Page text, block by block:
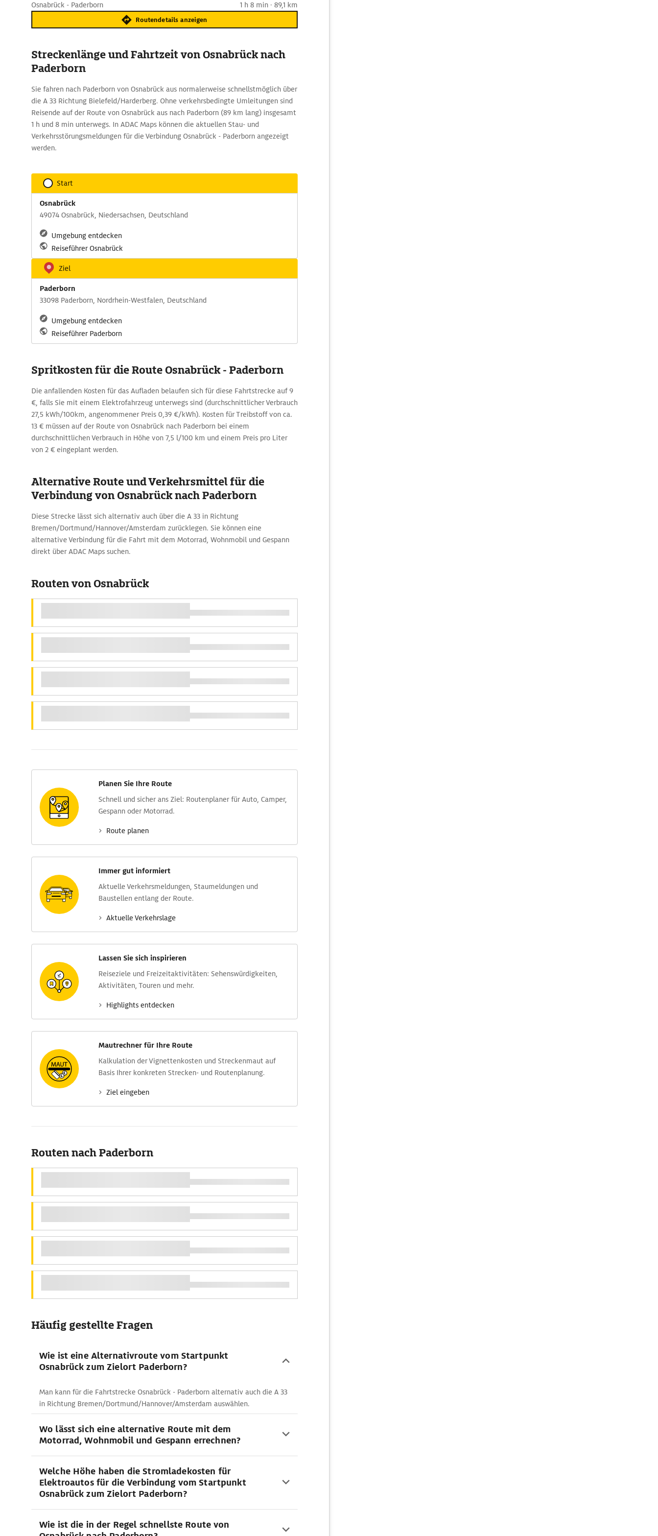
Osnabrück - Paderborn 1 h 8 min · 89,1 km
Routendetails anzeigen
Streckenlänge und Fahrtzeit von Osnabrück nach
Paderborn
Sie fahren nach Paderborn von Osnabrück aus normalerweise schnellstmöglich über
die A 33 Richtung Bielefeld/Harderberg. Ohne verkehrsbedingte Umleitungen sind
Reisende auf der Route von Osnabrück aus nach Paderborn (89 km lang) insgesamt
1 h und 8 min unterwegs. In ADAC Maps können die aktuellen Stau- und
Verkehrsstörungsmeldungen für die Verbindung Osnabrück - Paderborn angezeigt
werden.
Start
Osnabrück
49074 Osnabrück, Niedersachsen, Deutschland
Umgebung entdecken
Reiseführer Osnabrück
Ziel
Paderborn
33098 Paderborn, Nordrhein-Westfalen, Deutschland
Umgebung entdecken
Reiseführer Paderborn
Spritkosten für die Route Osnabrück - Paderborn
Die anfallenden Kosten für das Aufladen belaufen sich für diese Fahrtstrecke auf 9
€, falls Sie mit einem Elektrofahrzeug unterwegs sind (durchschnittlicher Verbrauch
27,5 kWh/100km, angenommener Preis 0,39 €/kWh). Kosten für Treibstoff von ca.
13 € müssen auf der Route von Osnabrück nach Paderborn bei einem
durchschnittlichen Verbrauch in Höhe von 7,5 l/100 km und einem Preis pro Liter
von 2 € eingeplant werden.
Alternative Route und Verkehrsmittel für die
Verbindung von Osnabrück nach Paderborn
Diese Strecke lässt sich alternativ auch über die A 33 in Richtung
Bremen/Dortmund/Hannover/Amsterdam zurücklegen. Sie können eine
alternative Verbindung für die Fahrt mit dem Motorrad, Wohnmobil und Gespann
direkt über ADAC Maps suchen.
Routen von Osnabrück
Planen Sie Ihre Route
Schnell und sicher ans Ziel: Routen­planer für Auto, Camper,
Gespann oder Motorrad.
Route planen
Immer gut informiert
Aktuelle Verkehrs­meldungen, Stau­meldungen und
Baustellen entlang der Route.
Aktuelle Verkehrs­lage
Lassen Sie sich inspirieren
Reise­ziele und Freizeit­aktivitäten: Sehens­würdig­keiten,
Aktivitäten, Touren und mehr.
Highlights entdecken
Mautrechner für Ihre Route
Kalkulation der Vignettenkosten und Streckenmaut auf
Basis Ihrer konkreten Strecken- und Routenplanung.
Ziel eingeben
Routen nach Paderborn
Häufig gestellte Fragen
Wie ist eine Alternativroute vom Startpunkt
Osnabrück zum Zielort Paderborn?
Man kann für die Fahrtstrecke Osnabrück - Paderborn alternativ auch die A 33
in Richtung Bremen/Dortmund/Hannover/Amsterdam auswählen.
Wo lässt sich eine alternative Route mit dem
Motorrad, Wohnmobil und Gespann errechnen?
Welche Höhe haben die Stromladekosten für
Elektroautos für die Verbindung vom Startpunkt
Osnabrück zum Zielort Paderborn?
Wie ist die in der Regel schnellste Route von